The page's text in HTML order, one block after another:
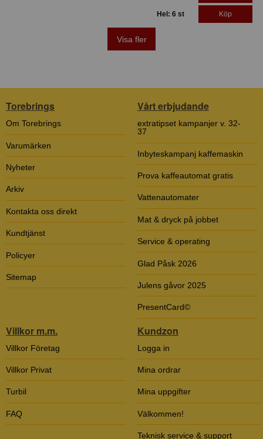
Hel: 6 st Köp
Visa fler
Torebrings
Om Torebrings
Varumärken
Nyheter
Arkiv
Kontakta oss direkt
Kundtjänst
Policyer
Sitemap
Vårt erbjudande
extratipset kampanjer v. 32-
37
Inbyteskampanj kaffemaskin
Prova kaffeautomat gratis
Vattenautomater
Mat & dryck på jobbet
Service & operating
Glad Påsk 2026
Julens gåvor 2025
PresentCard©
Villkor m.m.
Villkor Företag
Villkor Privat
Turbil
FAQ
Kundzon
Logga in
Mina ordrar
Mina uppgifter
Välkommen!
Teknisk service & support